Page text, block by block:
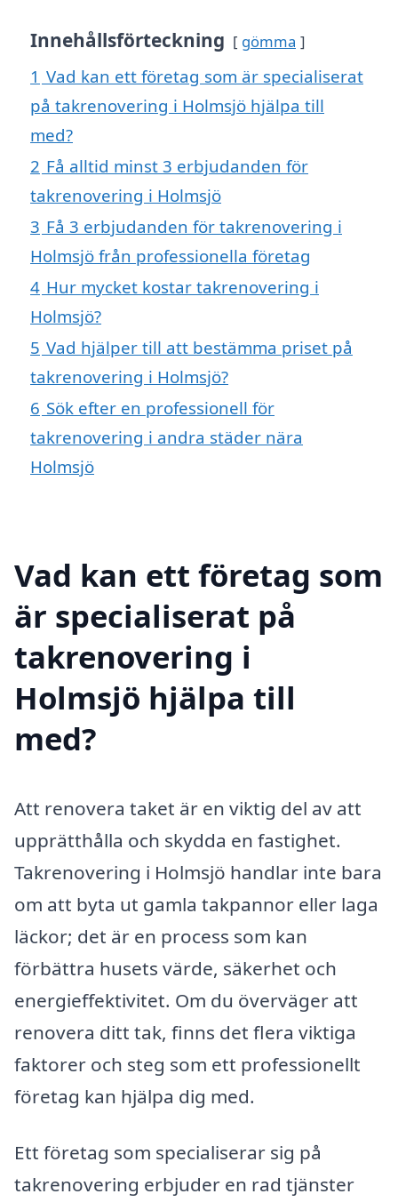
Innehållsförteckning gömma
1 Vad kan ett företag som är specialiserat
på takrenovering i Holmsjö hjälpa till
med?
2 Få alltid minst 3 erbjudanden för
takrenovering i Holmsjö
3 Få 3 erbjudanden för takrenovering i
Holmsjö från professionella företag
4 Hur mycket kostar takrenovering i
Holmsjö?
5 Vad hjälper till att bestämma priset på
takrenovering i Holmsjö?
6 Sök efter en professionell för
takrenovering i andra städer nära
Holmsjö
Vad kan ett företag som
är specialiserat på
takrenovering i
Holmsjö hjälpa till
med?
Att renovera taket är en viktig del av att
upprätthålla och skydda en fastighet.
Takrenovering i Holmsjö handlar inte bara
om att byta ut gamla takpannor eller laga
läckor; det är en process som kan
förbättra husets värde, säkerhet och
energieffektivitet. Om du överväger att
renovera ditt tak, finns det flera viktiga
faktorer och steg som ett professionellt
företag kan hjälpa dig med.
Ett företag som specialiserar sig på
takrenovering erbjuder en rad tjänster